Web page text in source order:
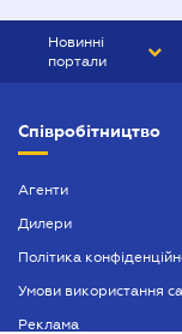
Новинні
портали
БІЗНЕС
Співробітництво
Агенти
Дилери
Політика
Умови використання
Реклама